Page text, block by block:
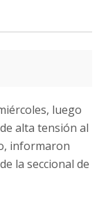
luego
alta tensión al
informaron
la seccional de